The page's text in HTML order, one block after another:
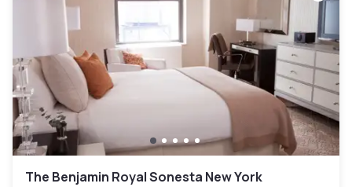
The Benjamin Royal Sonesta New York